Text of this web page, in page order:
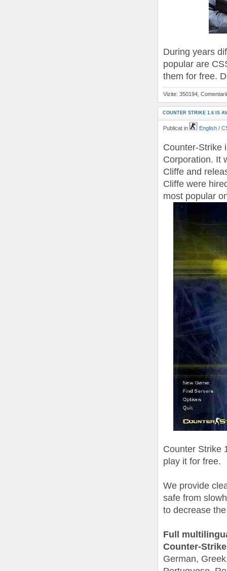
During years
popular are
them for free.
Vizite: 350194,
COUNTER STRIKE 1.6 IS
Publicat in English /
Counter-Strike
Corporation. It
Cliffe and
Cliffe were
most popular
Counter Strike
play it for free.
We provide
safe from
to decrease
Full
Counter-
German,